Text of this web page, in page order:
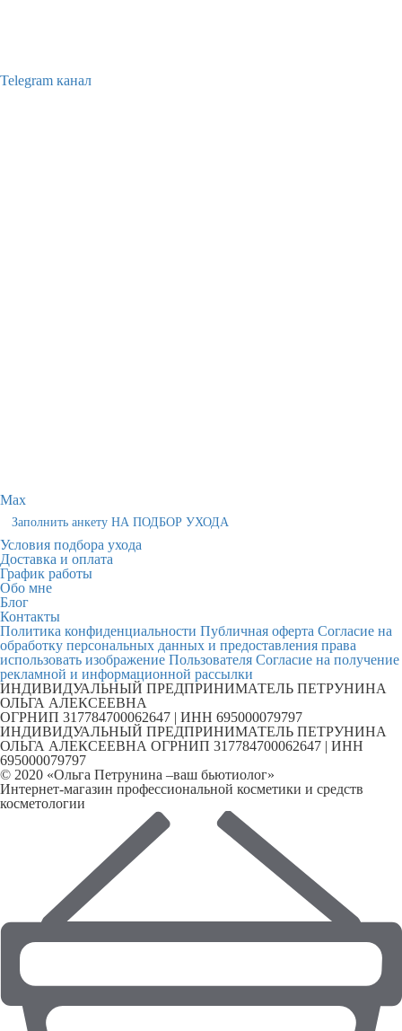
Telegram канал
Max
Заполнить анкету НА ПОДБОР УХОДА
Условия подбора ухода
Доставка и оплата
График работы
Обо мне
Блог
Контакты
Политика конфиденциальности Публичная оферта Согласие на
обработку персональных данных и предоставления права
использовать изображение Пользователя Согласие на получение
рекламной и информационной рассылки
ИНДИВИДУАЛЬНЫЙ ПРЕДПРИНИМАТЕЛЬ ПЕТРУНИНА
ОЛЬГА АЛЕКСЕЕВНА
ОГРНИП 317784700062647 | ИНН 695000079797
ИНДИВИДУАЛЬНЫЙ ПРЕДПРИНИМАТЕЛЬ ПЕТРУНИНА
ОЛЬГА АЛЕКСЕЕВНА ОГРНИП 317784700062647 | ИНН
695000079797
© 2020 «Ольга Петрунина –ваш бьютиолог»
Интернет-магазин профессиональной косметики и средств
косметологии